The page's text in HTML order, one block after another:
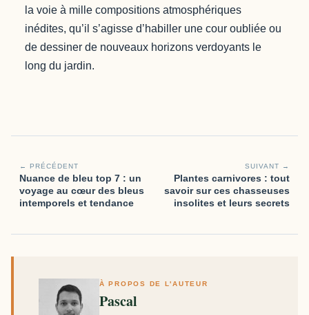
la voie à mille compositions atmosphériques
inédites, qu’il s’agisse d’habiller une cour oubliée ou
de dessiner de nouveaux horizons verdoyants le
long du jardin.
← PRÉCÉDENT
Nuance de bleu top 7 : un
voyage au cœur des bleus
intemporels et tendance
SUIVANT →
Plantes carnivores : tout
savoir sur ces chasseuses
insolites et leurs secrets
À PROPOS DE L'AUTEUR
Pascal